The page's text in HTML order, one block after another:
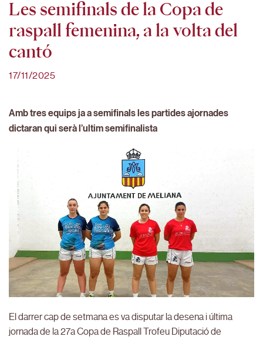
Les semifinals de la Copa de
raspall femenina, a la volta del
cantó
17/11/2025
Amb tres equips ja a semifinals les partides ajornades
dictaran qui serà l’ultim semifinalista
El darrer cap de setmana es va disputar la desena i última
jornada de la 27a Copa de Raspall Trofeu Diputació de